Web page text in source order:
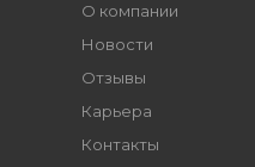
О компании
Новости
Отзывы
Карьера
Контакты